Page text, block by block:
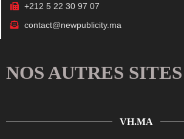
+212 5 22 30 97 07
contact@newpublicity.ma
NOS AUTRES SITES
VH.MA